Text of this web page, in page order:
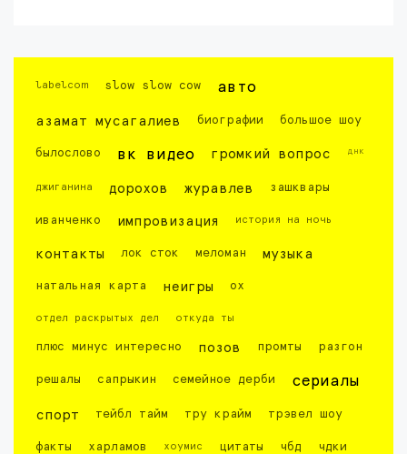
labelcom slow slow cow авто
азамат мусагалиев биографии большое шоу
былослово вк видео громкий вопрос днк
джиганина дорохов журавлев зашквары
иванченко импровизация история на ночь
контакты лок сток меломан музыка
натальная карта неигры ох
отдел раскрытых дел откуда ты
плюс минус интересно позов промты разгон
решалы сапрыкин семейное дерби сериалы
спорт тейбл тайм тру крайм трэвел шоу
факты харламов хоумис цитаты чбд чдки